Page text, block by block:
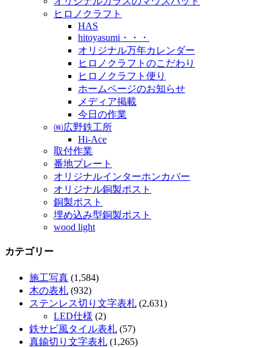
ヒロノクラフト
HAS
hitoyasumi・・・
オリジナル万年カレンダー
ヒロノクラフトのこだわり
ヒロノクラフト便り
ホームページのお知らせ
メディア掲載
今日の作業
㈱広野鉄工所
Hi-Ace
取付作業
番地プレート
オリジナルインターホンカバー
オリジナル銅製ポスト
銅製ポスト
埋め込み型銅製ポスト
wood light
カテゴリー
施工写真 (1,584)
木の表札 (932)
ステンレス切り文字表札 (2,631)
LED仕様 (2)
鉄サビ風タイル表札 (57)
真鍮切り文字表札 (1,265)